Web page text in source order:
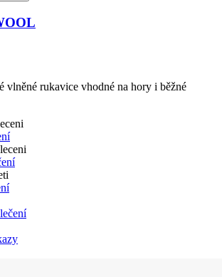
vlněné rukavice vhodné na hory i běžné